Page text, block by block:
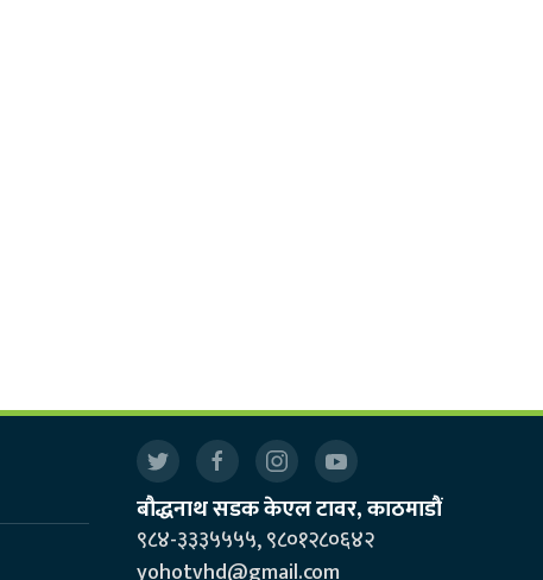
बौद्धनाथ सडक केएल टावर, काठमाडौं
९८४-३३३५५५५, ९८०१२८०६४२
yohotvhd@gmail.com